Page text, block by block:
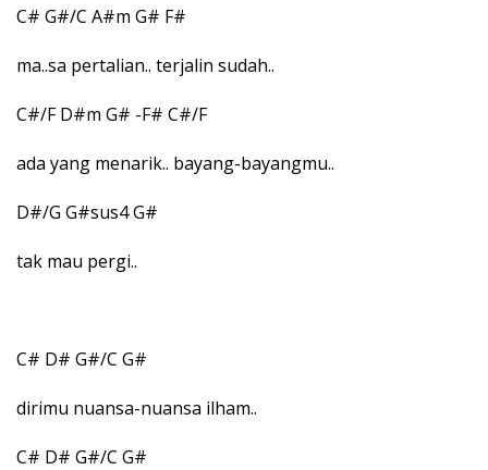
C# G#/C A#m G# F#
ma..sa pertalian.. terjalin sudah..
C#/F D#m G# -F# C#/F
ada yang menarik.. bayang-bayangmu..
D#/G G#sus4 G#
tak mau pergi..
C# D# G#/C G#
dirimu nuansa-nuansa ilham..
C# D# G#/C G#